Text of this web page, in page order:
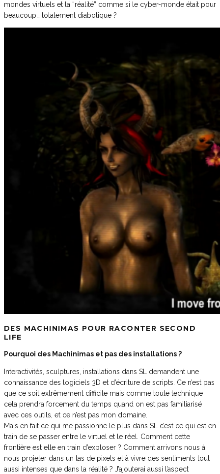
mondes virtuels et la “réalité” comme si le cyber-monde était pour
beaucoup… totalement diabolique ?
DES MACHINIMAS POUR RACONTER SECOND
LIFE
Pourquoi des Machinimas et pas des installations ?
Interactivités, sculptures, installations dans SL demandent une
connaissance des logiciels 3D et d’écriture de scripts. Ce n’est pas
que ce soit extrêmement difficile mais comme toute technique
cela prendra forcement du temps quand on est pas familiarisé
avec ces outils, et ce n’est pas mon domaine.
Mais en fait ce qui me passionne le plus dans SL c’est ce qui est en
train de se passer entre le virtuel et le réel. Comment cette
frontière est elle en train d’exploser ? Comment arrivons nous à
nous projeter dans un tas de pixels et à vivre des sentiments tout
aussi intenses que dans la réalité ? J’ajouterai aussi l’aspect